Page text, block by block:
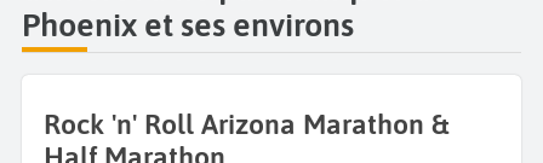
Phoenix et ses environs
Rock 'n' Roll Arizona Marathon &